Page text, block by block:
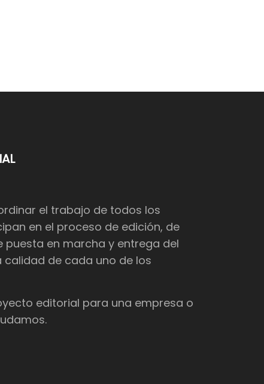
el trabajo de todos los
en el proceso de edición, de
en marcha y entrega del
de cada uno de los
editorial para una empresa o